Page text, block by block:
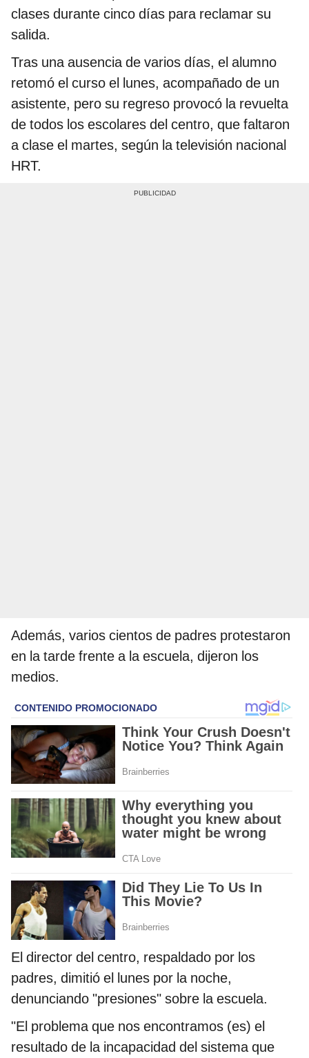
clases durante cinco días para reclamar su
salida.
Tras una ausencia de varios días, el alumno
retomó el curso el lunes, acompañado de un
asistente, pero su regreso provocó la revuelta
de todos los escolares del centro, que faltaron
a clase el martes, según la televisión nacional
HRT.
Además, varios cientos de padres protestaron
en la tarde frente a la escuela, dijeron los
medios.
El director del centro, respaldado por los
padres, dimitió el lunes por la noche,
denunciando "presiones" sobre la escuela.
"El problema que nos encontramos (es) el
resultado de la incapacidad del sistema que